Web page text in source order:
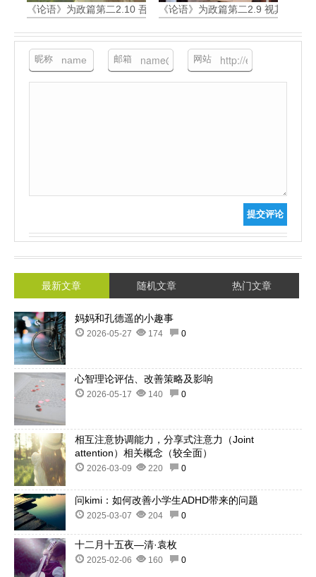
《论语》为政篇第二2.10 吾与回言终日，不违如愚
《论语》为政篇第二2.9 视其所以
昵称 邮箱 网站
提交评论
最新文章 随机文章 热门文章
妈妈和孔德遥的小趣事
2026-05-27 174 0
心智理论评估、改善策略及影响
2026-05-17 140 0
相互注意协调能力，分享式注意力（Joint
attention）相关概念（较全面）
2026-03-09 220 0
问kimi：如何改善小学生ADHD带来的问题
2025-03-07 204 0
十二月十五夜—清·袁枚
2025-02-06 160 0